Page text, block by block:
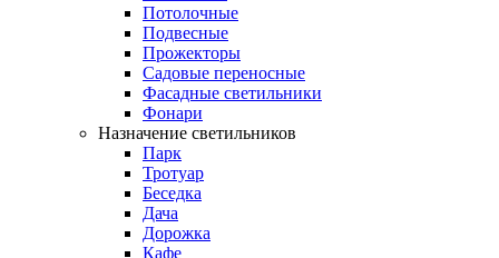
Потолочные
Подвесные
Прожекторы
Садовые переносные
Фасадные светильники
Фонари
Назначение светильников
Парк
Тротуар
Беседка
Дача
Дорожка
Кафе